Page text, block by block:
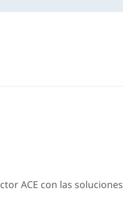
ACE con las soluciones